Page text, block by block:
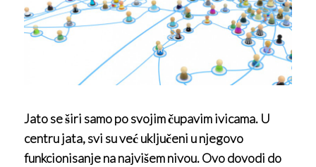
Jato se širi samo po svojim čupavim ivicama. U
centru jata, svi su već uključeni u njegovo
funkcionisanje na najvišem nivou. Ovo dovodi do